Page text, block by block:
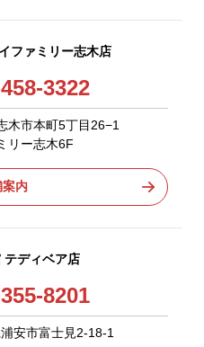
ファミリー志木店
3322
木市本町5丁目26−1
リー志木6F
案内
テディベア店
8201
安市富士見2-18-1